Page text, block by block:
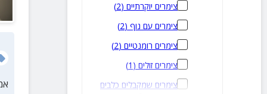
כעביה טבאש(
2
)
אדירים(
2
)
ארבל(
2
)
בית לחם הגלילית
צימרים יוקרתיים (
2
)
צימרים עם נוף (
2
)
צימרים רומנטיים (
2
)
צימרים זולים (
1
)
צימרים שמקבלים כלבים